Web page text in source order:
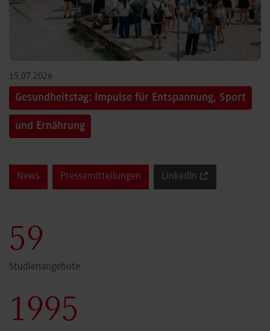
15.07.2026
Gesundheitstag: Impulse für Entspannung, Sport
und Ernährung
News Pressemitteilungen LinkedIn
60
Studienangebote
2000